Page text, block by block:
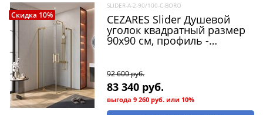
Скидка 10%
SLIDER-A-2-90/100-C-BORO
CEZARES Slider Душевой
уголок квадратный размер
90x90 см, профиль -
распашные
92 600 руб.
83 340 руб.
выгода9 260 руб. или 10%